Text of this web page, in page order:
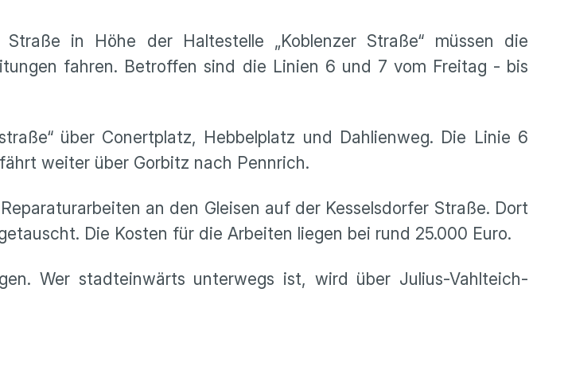
in Höhe der Haltestelle „Koblenzer Straße“ müssen die
fahren. Betroffen sind die Linien 6 und 7 vom Freitag - bis
über Conertplatz, Hebbelplatz und Dahlienweg. Die Linie 6
weiter über Gorbitz nach Pennrich.
an den Gleisen auf der Kesselsdorfer Straße. Dort
Die Kosten für die Arbeiten liegen bei rund 25.000 Euro.
Wer stadteinwärts unterwegs ist, wird über Julius-Vahlteich-